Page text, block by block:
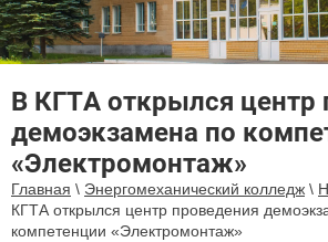
В КГТА открылся центр
демоэкзамена по
«Электромонтаж»
Главная \ Энергомеханический колледж \
КГТА открылся центр проведения
компетенции «Электромонтаж»